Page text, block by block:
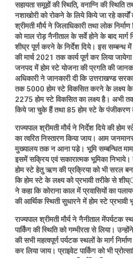
सहायता समूहों की स्थिति, वनाग्नि की स्थिति
नशाखोरी को रोकने के लिये किये जा रहे कार्यों
श्रीमती मौर्य ने जिलाधिकारी तथा लोक
को माल रोड़ नैनीताल के सर्वे होने के बाद
शीघ्र पूर्ण करने के निर्देश दिये। इस सम्बन्ध में
की मार्च 2021 तक कार्य पूर्ण कर लिया
जनपद में होम स्टे योजना की प्रगति की
अधिकारी ने जानकारी दी कि उत्तराखण्ड
तक 5000 होम स्टे विकसित करने के लक्ष्य
2275 होम स्टे विकसित का लक्ष्य है। अभी
किये जा चुके हैं तथा 85 होम स्टे के पंजीकरण
राज्यपाल श्रीमती मौर्य ने निर्देश दिये की
का त्वरित निस्तारण किया जाय। आम
मुख्यालय तक न आना पडे़। भूमि सम्बन्धित
इसमें सक्रिय एवं सकारात्मक भूमिका
होम स्टे हेतु ऋण की प्रक्रिया को भी सरल
कि होम स्टे के लक्ष्य को प्रभावी तरीके से
ने कहा कि कोराना काल में प्रवासियों का
की आर्थिक स्थिती सुधारने में होम स्टे
राज्यपाल श्रीमती मौर्य ने नैनीताल मेंपर्यटक
पार्किंग की स्थिति को गम्भीरता से लिया।
की सभी महत्वपूर्ण पर्यटक स्थलों के मार्ग
कर लिया जाय। प्राइवेट पार्किंग को भी